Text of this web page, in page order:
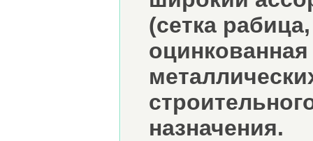
(сетка
оцинкованная
назначения.